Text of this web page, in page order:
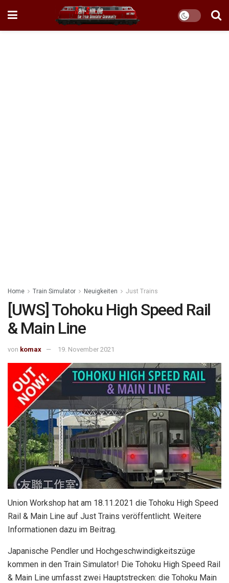
Home Train Simulator Neuigkeiten Just Trains
[UWS] Tohoku High Speed Rail
& Main Line
von komax 19. November 2021
Union Workshop hat am 18.11.2021 die Tohoku High Speed
Rail & Main Line auf Just Trains veröffentlicht. Weitere
Informationen dazu im Beitrag.
Japanische Pendler und Hochgeschwindigkeitszüge
kommen in den Train Simulator! Die Tohoku High Speed ​​Rail
& Main Line umfasst zwei Hauptstrecken: die Tohoku Main